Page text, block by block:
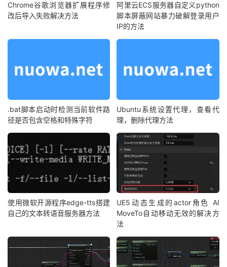
Chrome谷歌浏览器扩展程序修
改后导入失败解决方法
阿里云ECS服务器自定义python
脚本屏蔽网站暴力破解登录用户
IP的方法
.bat脚本启动时检测当前软件路
径是否包含空格和特殊字符
Ubuntu系统设置代理，查看代
理，删除代理方法
使用微软开源程序edge-tts搭建
自己的文本转语音服务器方法
UE5动态生成的actor角色 AI
MoveTo自动移动无效的解决方
法